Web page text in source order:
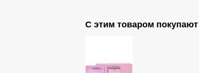
С этим товаром покупают